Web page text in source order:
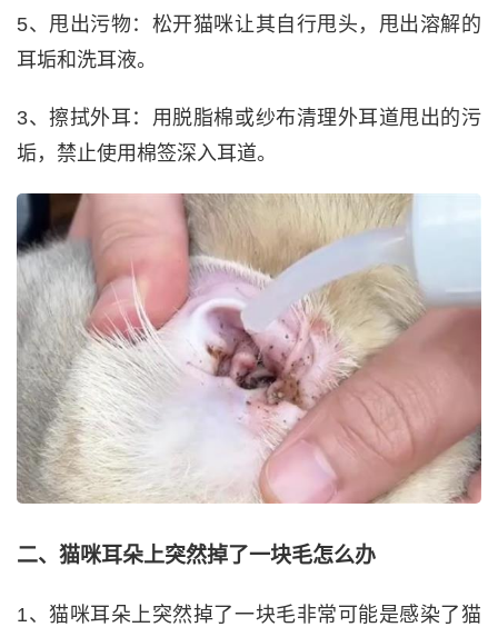
5、甩出污物：松开猫咪让其自行甩头，甩出溶解的
耳垢和洗耳液。
3、擦拭外耳：用脱脂棉或纱布清理外耳道甩出的污
垢，禁止使用棉签深入耳道。
二、猫咪耳朵上突然掉了一块毛怎么办
1、猫咪耳朵上突然掉了一块毛非常可能是感染了猫